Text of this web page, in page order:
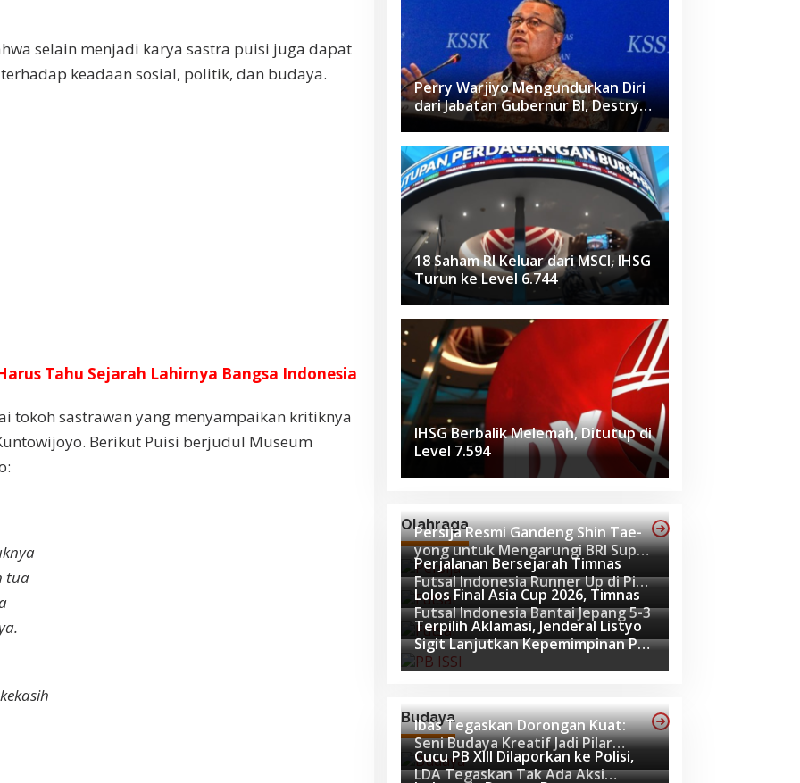
selain menjadi karya sastra puisi juga dapat
keadaan sosial, politik, dan budaya.
Tahu Sejarah Lahirnya Bangsa Indonesia
tokoh sastrawan yang menyampaikan kritiknya
Berikut Puisi berjudul Museum
tua
Perry Warjiyo Mengundurkan Diri
dari Jabatan Gubernur BI, Destry
Damayanti Jadi Pejabat Sementara
18 Saham RI Keluar dari MSCI, IHSG
Turun ke Level 6.744
IHSG Berbalik Melemah, Ditutup di
Level 7.594
Olahraga
Persija Resmi Gandeng Shin Tae-
yong untuk Mengarungi BRI Super
League 2026-2027
Perjalanan Bersejarah Timnas
Futsal Indonesia Runner Up di Piala
Asia Futsal 2026
Lolos Final Asia Cup 2026, Timnas
Futsal Indonesia Bantai Jepang 5-3
Terpilih Aklamasi, Jenderal Listyo
Sigit Lanjutkan Kepemimpinan PB
ISSI hingga 2029
Budaya
Ibas Tegaskan Dorongan Kuat:
Seni Budaya Kreatif Jadi Pilar
Utama Identitas dan Ekonomi
Nasional
Cucu PB XIII Dilaporkan ke Polisi,
LDA Tegaskan Tak Ada Aksi